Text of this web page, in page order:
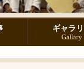
ギャラ
Gallary